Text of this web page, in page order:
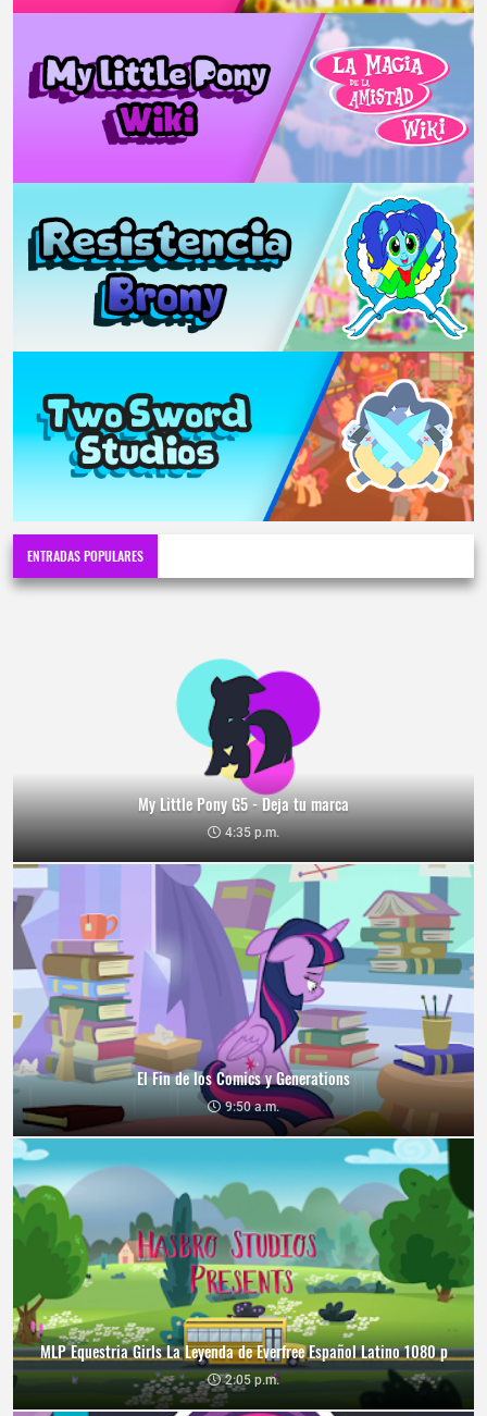
ENTRADAS POPULARES
My Little Pony G5 - Deja tu marca
4:35 p.m.
El Fin de los Comics y Generations
9:50 a.m.
MLP Equestria Girls La Leyenda de Everfree Español Latino 1080 p
2:05 p.m.